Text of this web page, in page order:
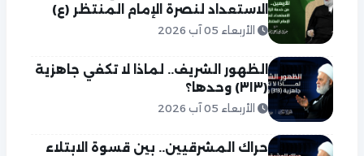
الاستعداد لنصرة الإمام المنتظر (ع)
الأربعاء 05 آب 2026
الظهور الشريف.. لماذا لا تكفي جاهزية
(٣١٣) وحدها؟
الأربعاء 05 آب 2026
حراك المشرقيين.. بين قسوة الابتلاء